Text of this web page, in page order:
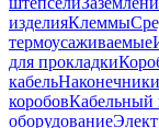
изделияКлеммы
термоусаживаемые
для прокладки
кабель
коробовКабельный
оборудование